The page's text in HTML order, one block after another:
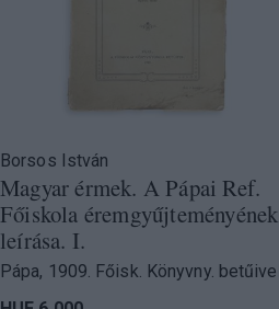
Borsos István
Magyar érmek. A Pápai Ref.
Főiskola éremgyűjteményének
leírása. I.
Pápa, 1909. Főisk. Könyvny. betűivel